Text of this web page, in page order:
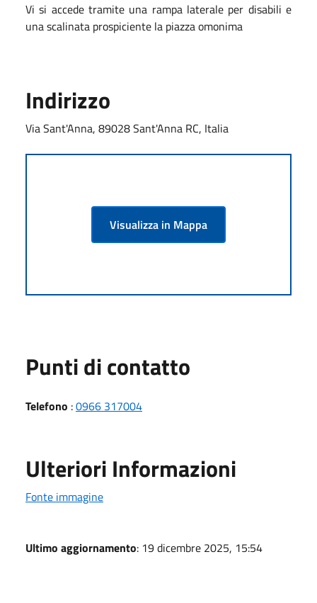
Vi si accede tramite una rampa laterale per disabili e
una scalinata prospiciente la piazza omonima
Indirizzo
Via Sant'Anna, 89028 Sant'Anna RC, Italia
Visualizza in Mappa
Punti di contatto
Telefono :0966 317004
Ulteriori Informazioni
Fonte immagine
Ultimo aggiornamento: 19 dicembre 2025, 15:54